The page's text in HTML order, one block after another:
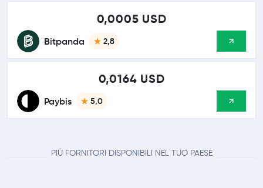
Bitpanda 2,8
0,0005 USD
Paybis 5,0
0,0164 USD
PIÙ FORNITORI DISPONIBILI NEL TUO PAESE